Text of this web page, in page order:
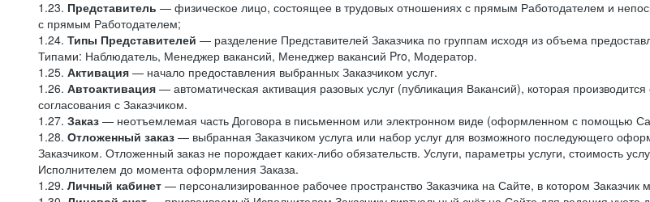
1.23. Представитель — физическое лицо, состоящее в трудовых отношениях с прямым Работодателем и
с прямым Работодателем;
1.24. Типы Представителей — разделение Представителей Заказчика по группам исходя из объема
Типами: Наблюдатель, Менеджер вакансий, Менеджер вакансий Pro, Модератор.
1.25. Активация — начало предоставления выбранных Заказчиком услуг.
1.26. Автоактивация — автоматическая активация разовых услуг (публикация Вакансий), которая
согласования с Заказчиком.
1.27. Заказ — неотъемлемая часть Договора в письменном или электронном виде (оформленном с помощью
1.28. Отложенный заказ — выбранная Заказчиком услуга или набор услуг для возможного последующего
Заказчиком. Отложенный заказ не порождает каких-либо обязательств. Услуги, параметры услуги, стоимость
Исполнителем до момента оформления Заказа.
1.29. Личный кабинет — персонализированное рабочее пространство Заказчика на Сайте, в котором